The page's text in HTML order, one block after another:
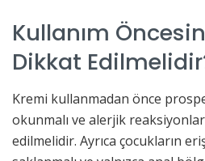
Kullanım
Dikkat
Kremi kullanmadan önce
okunmalı ve alerjik
edilmelidir. Ayrıca çocukların